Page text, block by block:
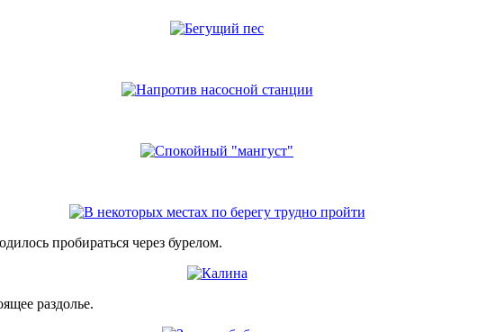
пробираться через бурелом.
раздолье.